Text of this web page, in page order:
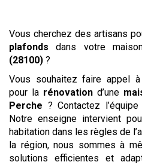
Vous cherchez des artisans
plafonds
dans votre
(28100) ?
Vous souhaitez faire appel
pour la rénovationd’une
Perche ? Contactez
Notre enseigne intervient
habitation dans les règles de
la région, nous sommes à
solutions efficientes et